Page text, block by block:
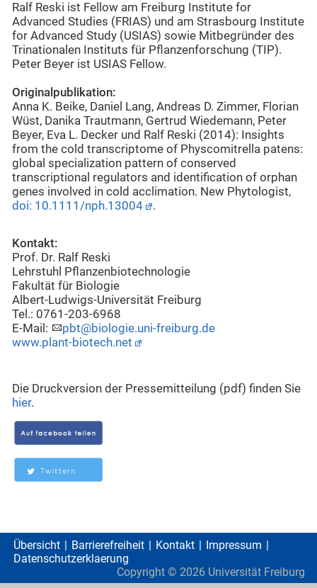
Ralf Reski ist Fellow am Freiburg Institute for
Advanced Studies (FRIAS) und am Strasbourg Institute
for Advanced Study (USIAS) sowie Mitbegründer des
Trinationalen Instituts für Pflanzenforschung (TIP).
Peter Beyer ist USIAS Fellow.
Originalpublikation:
Anna K. Beike, Daniel Lang, Andreas D. Zimmer, Florian
Wüst, Danika Trautmann, Gertrud Wiedemann, Peter
Beyer, Eva L. Decker und Ralf Reski (2014): Insights
from the cold transcriptome of Physcomitrella patens:
global specialization pattern of conserved
transcriptional regulators and identification of orphan
genes involved in cold acclimation. New Phytologist,
doi: 10.1111/nph.13004
.
Kontakt:
Prof. Dr. Ralf Reski
Lehrstuhl Pflanzenbiotechnologie
Fakultät für Biologie
Albert-Ludwigs-Universität Freiburg
Tel.: 0761-203-6968
E-Mail:
pbt@biologie.uni-freiburg.de
www.plant-biotech.net
Die Druckversion der Pressemitteilung (pdf) finden Sie
hier.
Übersicht Barrierefreiheit Kontakt
Impressum
Datenschutzerklaerung
Copyright © 2026 Universität Freiburg